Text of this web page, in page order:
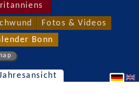
Fotos & Videos
Bonn